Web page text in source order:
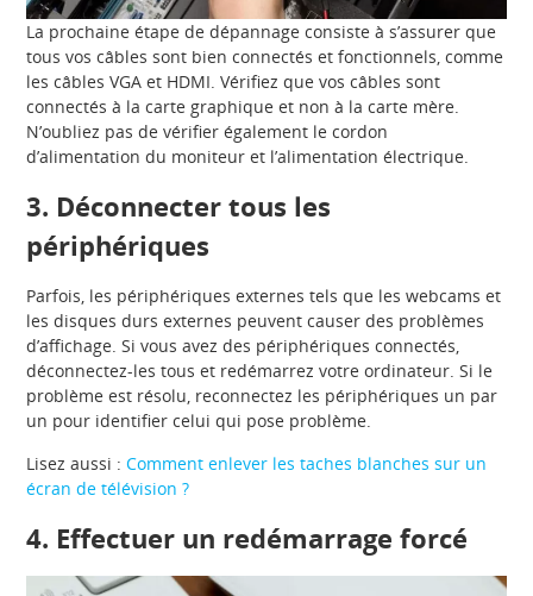
La prochaine étape de dépannage consiste à s’assurer que
tous vos câbles sont bien connectés et fonctionnels, comme
les câbles VGA et HDMI. Vérifiez que vos câbles sont
connectés à la carte graphique et non à la carte mère.
N’oubliez pas de vérifier également le cordon
d’alimentation du moniteur et l’alimentation électrique.
3. Déconnecter tous les
périphériques
Parfois, les périphériques externes tels que les webcams et
les disques durs externes peuvent causer des problèmes
d’affichage. Si vous avez des périphériques connectés,
déconnectez-les tous et redémarrez votre ordinateur. Si le
problème est résolu, reconnectez les périphériques un par
un pour identifier celui qui pose problème.
Lisez aussi :Comment enlever les taches blanches sur un
écran de télévision ?
4. Effectuer un redémarrage forcé